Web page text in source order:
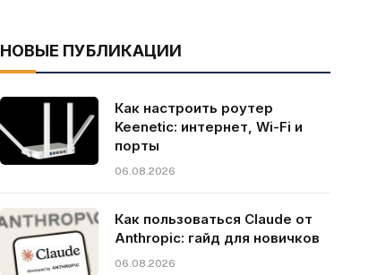
НОВЫЕ ПУБЛИКАЦИИ
Как настроить роутер
Keenetic: интернет, Wi-Fi и
порты
06.08.2026
Как пользоваться Claude от
Anthropic: гайд для новичков
06.08.2026